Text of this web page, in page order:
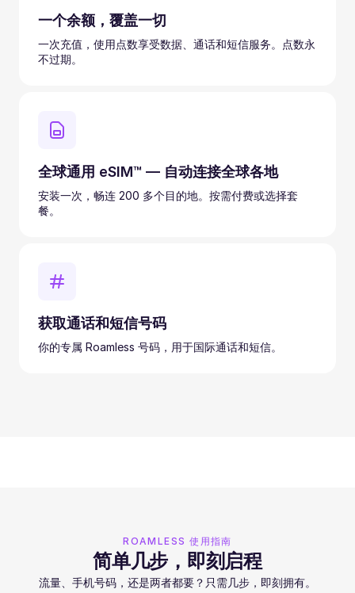
一个余额，覆盖一切
一次充值，使用点数享受数据、通话和短信服务。点数永
不过期。
全球通用 eSIM™ — 自动连接全球各地
安装一次，畅连 200 多个目的地。按需付费或选择套
餐。
获取通话和短信号码
你的专属 Roamless 号码，用于国际通话和短信。
ROAMLESS 使用指南
简单几步，即刻启程
流量、手机号码，还是两者都要？只需几步，即刻拥有。